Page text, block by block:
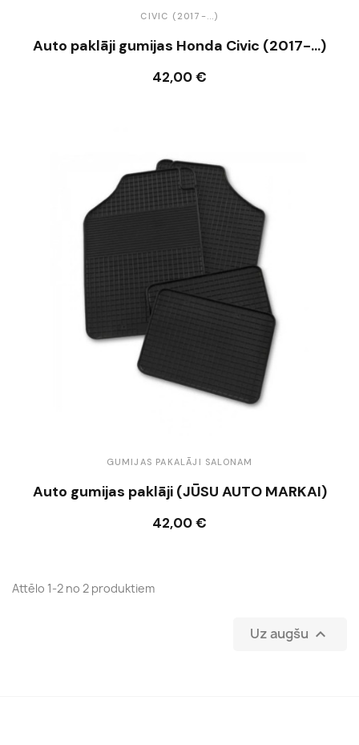
CIVIC (2017-...)
Auto paklāji gumijas Honda Civic (2017-...)
42,00 €
Ielikt grozā
GUMIJAS PAKALĀJI SALONAM
Auto gumijas paklāji (JŪSU AUTO MARKAI)
42,00 €
Ielikt grozā
Attēlo 1-2 no 2 produktiem
Uz augšu 